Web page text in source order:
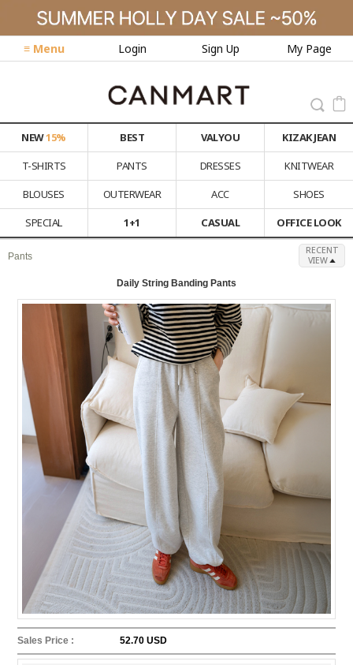
≡ Menu Login Sign Up My Page
NEW15% BEST VALYOU
KIZAK JEAN
T-SHIRTS
PANTS DRESSES
KNITWEAR
BLOUSES
OUTERWEAR ACC
SHOES
SPECIAL
1+1 CASUAL OFFICE LOOK
Pants
RECENT
VIEW
Daily String Banding Pants
Sales Price : 52.70 USD